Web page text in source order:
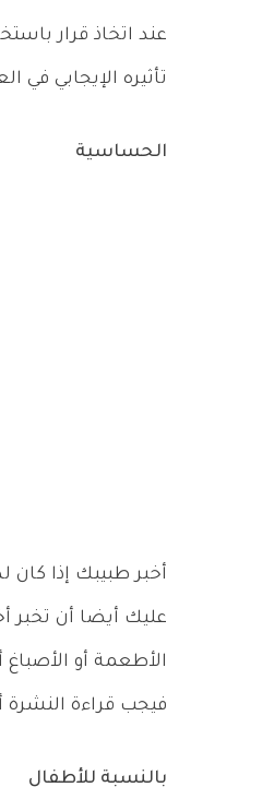
عند اتخاذ قرار
تأثيره الإيجابي في
الحساسية
أخبر طبيبك إذا كان
عليك أيضا أن تخبر
الأطعمة أو الأصباغ
فيجب قراءة النشرة
بالنسبة للأطفال